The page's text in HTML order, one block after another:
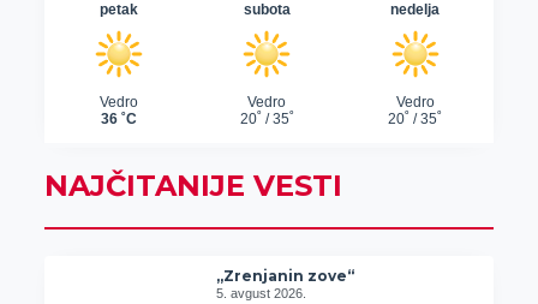
NAJČITANIJE VESTI
„Zrenjanin zove“
5. avgust 2026.